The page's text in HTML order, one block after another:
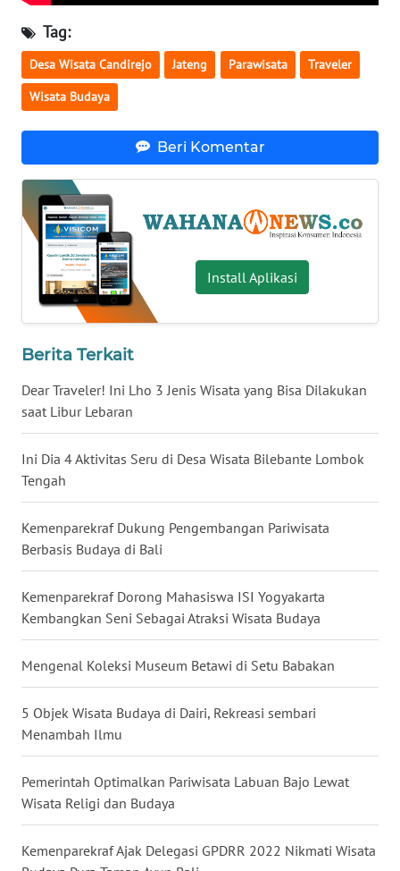
Tag:
Desa Wisata Candirejo Jateng Parawisata Traveler
Wisata Budaya
Beri Komentar
Install Aplikasi
Berita Terkait
Dear Traveler! Ini Lho 3 Jenis Wisata yang Bisa Dilakukan
saat Libur Lebaran
Ini Dia 4 Aktivitas Seru di Desa Wisata Bilebante Lombok
Tengah
Kemenparekraf Dukung Pengembangan Pariwisata
Berbasis Budaya di Bali
Kemenparekraf Dorong Mahasiswa ISI Yogyakarta
Kembangkan Seni Sebagai Atraksi Wisata Budaya
Mengenal Koleksi Museum Betawi di Setu Babakan
5 Objek Wisata Budaya di Dairi, Rekreasi sembari
Menambah Ilmu
Pemerintah Optimalkan Pariwisata Labuan Bajo Lewat
Wisata Religi dan Budaya
Kemenparekraf Ajak Delegasi GPDRR 2022 Nikmati Wisata
NUSANTARA
WN
JOGJA
WN
BALI
WN
KALBAR
WN
WN
KALTARA
WN
KALSEL
WN
KALTIM
WN
SULSEL
WN